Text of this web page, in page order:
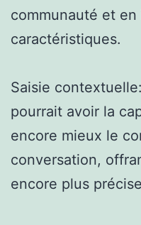
communauté et
caractéristiques.
Saisie
pourrait avoir la
encore mieux le
conversation,
encore plus